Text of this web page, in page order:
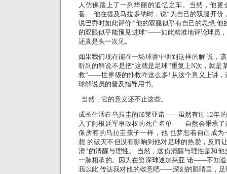
人仿佛踏上了一列华丽的追忆之车。当然，他
番。 他在提及马拉多纳时，说“为自己的双腿开价
说巴乔时如此评价:“他的双腿似乎有自己的思想;他
的双眼似乎能预见进球”——如此精准地评论球员
还真是头一次见。
如果我们现在能在一场球赛中听到这样的解 说，
听到的解说不是把“这就是足球”重复上N次，就是
救”——世界级的扑救咋这么多! 从这个意义上讲
球解说员的普及指导用书。
当然，它的意义还不止这些。
成长生活在乌拉圭的加莱亚诺——虽然有过 12年
入了阿根廷军事政权的死亡名单——自然会秉承了
像所有的乌拉圭孩子一样，他 也梦想着自己成
想 的破灭不但没有影响到他对足球的热爱，反而
清”的清醒与理性。 当然，这份清醒与理性是和
一脉相承的。因为在资深球迷加莱亚 诺——不知
我以此 传达我对他的敬意吧——深刻的眼睛里，足